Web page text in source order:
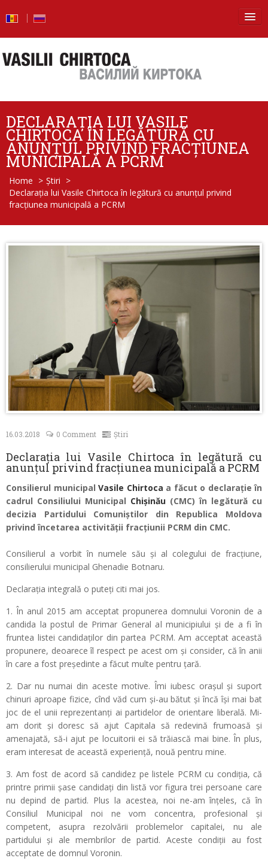
Știri
Blog
Foto
Video
Raport de activitate
Despre mine
Contacte
DECLARAȚIA LUI VASILE
CHIRTOCA ÎN LEGĂTURĂ CU
ANUNȚUL PRIVIND FRACȚIUNEA
MUNICIPALĂ A PCRM
Home > Știri >
Declarația lui Vasile Chirtoca în legătură cu anunțul privind
fracțiunea municipală a PCRM
16.03.2018 0 Comment Știri
Declarația lui Vasile Chirtoca în legătură cu
anunțul privind fracțiunea municipală a PCRM
Consilierul municipal Vasile Chirtoca a făcut o declarație în
cadrul Consiliului Municipal Chișinău (CMC) în legătură cu
decizia Partidului Comuniștilor din Republica Moldova
privind încetarea activității fracțiunii PCRM din CMC.
Consilierul a vorbit în numele său și al colegului de fracțiune,
consilierului municipal Ghenadie Botnaru.
Declarația integrală o puteți citi mai jos.
1. În anul 2015 am acceptat propunerea domnului Voronin de a
candida la postul de Primar General al municipiului și de a fi în
fruntea listei candidaților din partea PCRM. Am acceptat această
propunere, deoarece îl respect pe acest om și consider, că în anii
în care a fost președinte a făcut multe pentru țară.
2. Dar nu numai din aceste motive. Îmi iubesc orașul și suport
chinuri aproape fizice, cînd văd cum și-au bătut și încă își mai bat
joc de el unii reprezentanți ai partidelor de orientare liberală. Mi-
am dorit și doresc să ajut Capitala să redevină frumoasă și
amenajată, să-i ajut pe locuitorii ei să trăiască mai bine. În plus,
eram interesat de această experiență, nouă pentru mine.
3. Am fost de acord să candidez pe listele PCRM cu condiția, că
printre primii șase candidați din listă vor figura trei persoane care
nu depind de partid. Plus la acestea, noi ne-am înțeles, că în
Consiliul Municipal noi ne vom concentra, profesional și
competent, asupra rezolvării problemelor capitalei, nu ale
partidului și ale membrilor de partid. Aceste condiții au fost
acceptate de domnul Voronin.